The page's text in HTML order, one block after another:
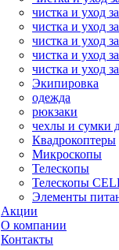
чистка и уход
чистка и уход
чистка и уход
чистка и уход
чистка и уход
Экипировка
одежда
рюкзаки
чехлы и сумки
Квадрокоптеры
Микроскопы
Телескопы
Телескопы
Элементы
Акции
О компании
Контакты